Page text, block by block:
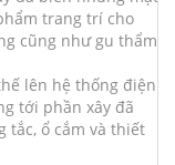
trang trí cho
cũng như gu thẩm
lên hệ thống điện
tới phần xây đã
tắc, ổ cắm và thiết